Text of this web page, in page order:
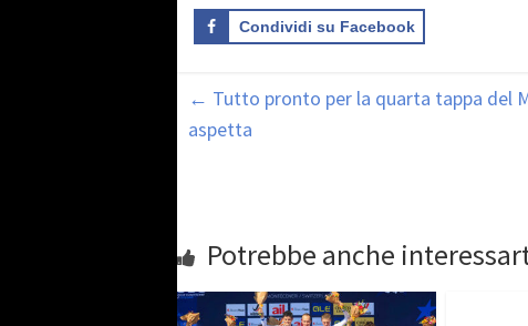
Condividi su Facebook
← Tutto pronto per la quarta tappa del
aspetta
Potrebbe anche